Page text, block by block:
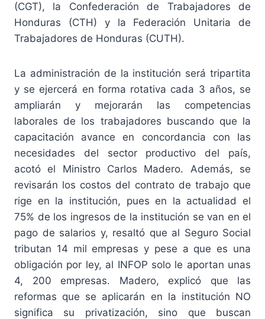
(CGT), la Confederación de Trabajadores de
Honduras (CTH) y la Federación Unitaria de
Trabajadores de Honduras (CUTH).
La administración de la institución será tripartita
y se ejercerá en forma rotativa cada 3 años, se
ampliarán y mejorarán las competencias
laborales de los trabajadores buscando que la
capacitación avance en concordancia con las
necesidades del sector productivo del país,
acotó el Ministro Carlos Madero. Además, se
revisarán los costos del contrato de trabajo que
rige en la institución, pues en la actualidad el
75% de los ingresos de la institución se van en el
pago de salarios y, resaltó que al Seguro Social
tributan 14 mil empresas y pese a que es una
obligación por ley, al INFOP solo le aportan unas
4, 200 empresas. Madero, explicó que las
reformas que se aplicarán en la institución NO
significa su privatización, sino que buscan